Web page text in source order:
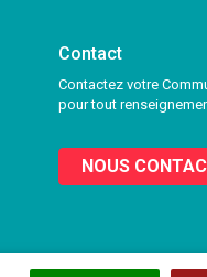
Contact
Contactez votre
pour tout
NOUS